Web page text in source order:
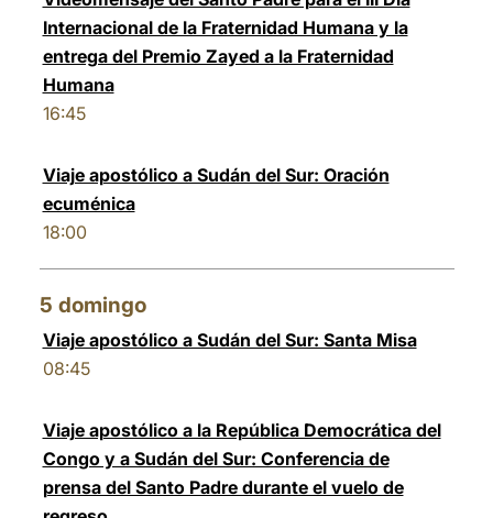
Internacional de la Fraternidad Humana y la
entrega del Premio Zayed a la Fraternidad
Humana
16:45
Viaje apostólico a Sudán del Sur: Oración
ecuménica
18:00
5 domingo
Viaje apostólico a Sudán del Sur: Santa Misa
08:45
Viaje apostólico a la República Democrática del
Congo y a Sudán del Sur: Conferencia de
prensa del Santo Padre durante el vuelo de